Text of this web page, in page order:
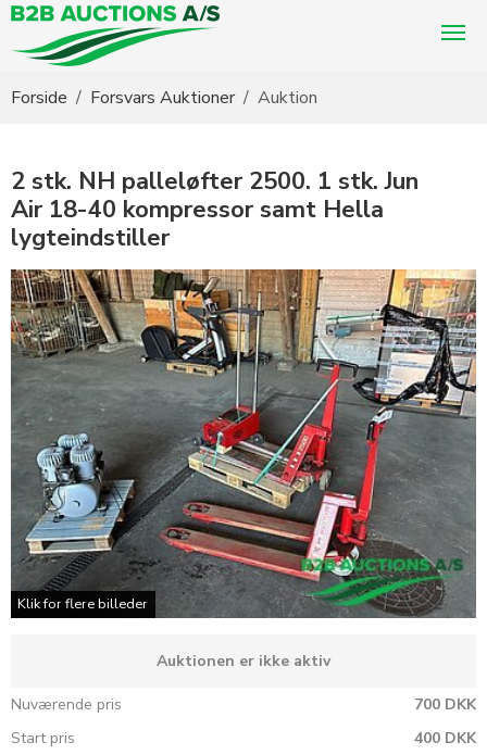
Forside Forsvars Auktioner Auktion
2 stk. NH palleløfter 2500. 1 stk. Jun
Air 18-40 kompressor samt Hella
lygteindstiller
Klik for flere billeder
Auktionen er ikke aktiv
Nuværende pris
700 DKK
Start pris
400 DKK